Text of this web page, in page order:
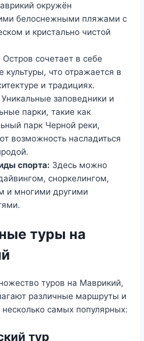
окружён
белоснежными пляжами с
и кристально чистой
Остров сочетает в себе
культуры, что отражается в
и традициях.
Уникальные заповедники и
парки, такие как
парк Черной реки,
возможность насладиться
спорта: Здесь можно
сноркелингом,
и многими другими
туры на
туров на Маврикий,
различные маршруты и
несколько самых популярных:
тур